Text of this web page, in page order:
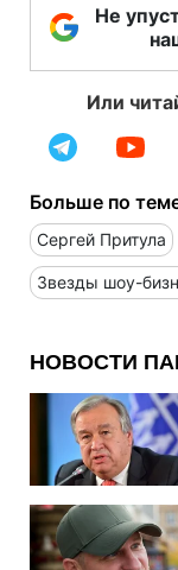
Не
Или
Больше по
Сергей Притула
Звезды шоу-